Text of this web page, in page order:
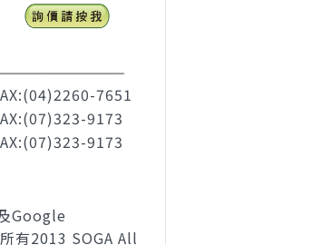
7651
9173
9173
Google
有2013 SOGA All